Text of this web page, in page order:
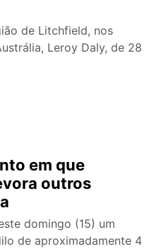
de Litchfield, nos
Leroy Daly, de 28
em que
outros
domingo (15) um
de aproximadamente 4